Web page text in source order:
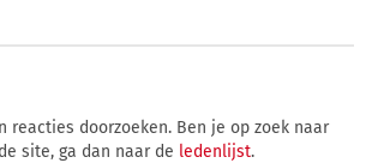
reacties doorzoeken. Ben je op zoek naar
site, ga dan naar de ledenlijst.